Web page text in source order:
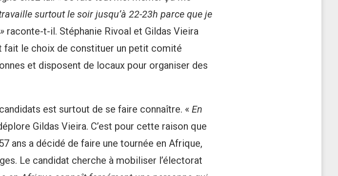
surtout le soir jusqu’à 22-23h parce que je
raconte-t-il. Stéphanie Rivoal et Gildas Vieira
fait le choix de constituer un petit comité
et disposent de locaux pour organiser des
est surtout de se faire connaître. « En
Gildas Vieira. C’est pour cette raison que
ans a décidé de faire une tournée en Afrique,
Le candidat cherche à mobiliser l’électorat